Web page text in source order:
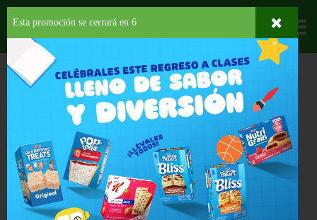
Departamentos
ERROR
¡Lo Sentimos!
Nuestro sistema ha detectado un error al procesar la página.
Detalle del Error: No definido
Esta promoción se cerrará en 6